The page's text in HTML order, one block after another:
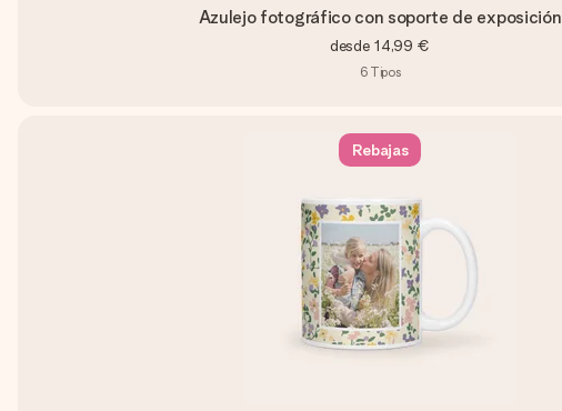
Azulejo fotográfico con soporte de exposición
desde 14,99 €
6 Tipos
Rebajas